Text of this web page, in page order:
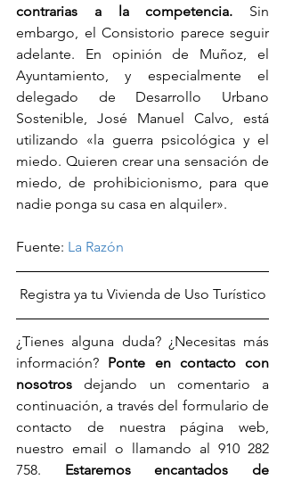
contrarias a la competencia. Sin
embargo, el Consistorio parece seguir
adelante. En opinión de Muñoz, el
Ayuntamiento, y especialmente el
delegado de Desarrollo Urbano
Sostenible, José Manuel Calvo, está
utilizando «la guerra psicológica y el
miedo. Quieren crear una sensación de
miedo, de prohibicionismo, para que
nadie ponga su casa en alquiler».
Fuente: La Razón
Registra ya tu Vivienda de Uso Turístico
¿Tienes alguna duda? ¿Necesitas más
información? Ponte en contacto con
nosotros dejando un comentario a
continuación, a través del formulario de
contacto de nuestra página web,
nuestro email o llamando al 910 282
758. Estaremos encantados de